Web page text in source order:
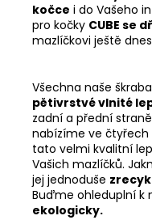
kočce i do Vašeho
pro kočky CUBE se
mazlíčkovi ještě
Všechna naše
pětivrstvé vlnité
zadní a přední
nabízíme ve čtyřech
tato velmi kvalitní
Vašich mazlíčků.
jej jednoduše
Buďme ohleduplní k
ekologicky.